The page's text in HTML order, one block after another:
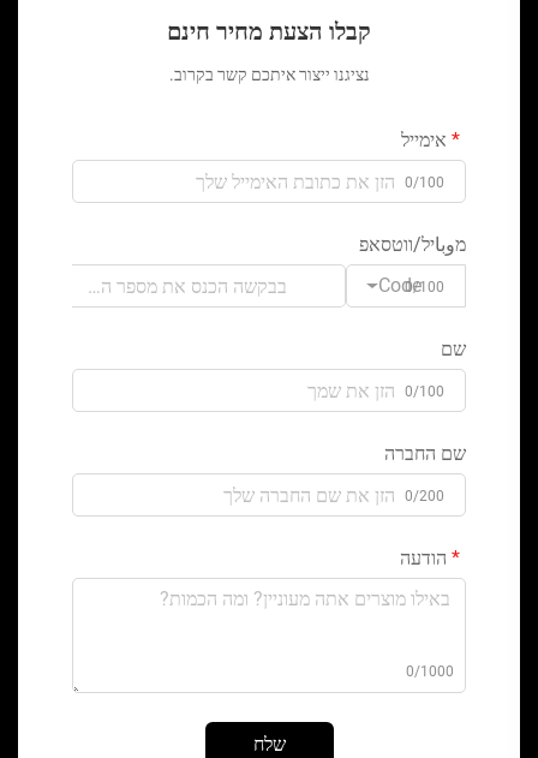
קבלו הצעת מחיר חינם
נציגנו ייצור איתכם קשר בקרוב.
אימייל
0/100
מوباיל/ווטסאפ
Code0/100
שם
0/100
שם החברה
0/200
הודעה
0/1000
שלח